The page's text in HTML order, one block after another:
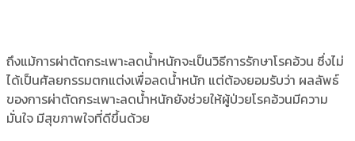
ถึงแม้การผ่าตัดกระเพาะลดน้ำหนักจะเป็นวิธีการรักษาโรคอ้วน ซึ่งไม่
ได้เป็นศัลยกรรมตกแต่งเพื่อลดน้ำหนัก แต่ต้องยอมรับว่า ผลลัพธ์
ของการผ่าตัดกระเพาะลดน้ำหนักยังช่วยให้ผู้ป่วยโรคอ้วนมีความ
มั่นใจ มีสุขภาพใจที่ดีขึ้นด้วย